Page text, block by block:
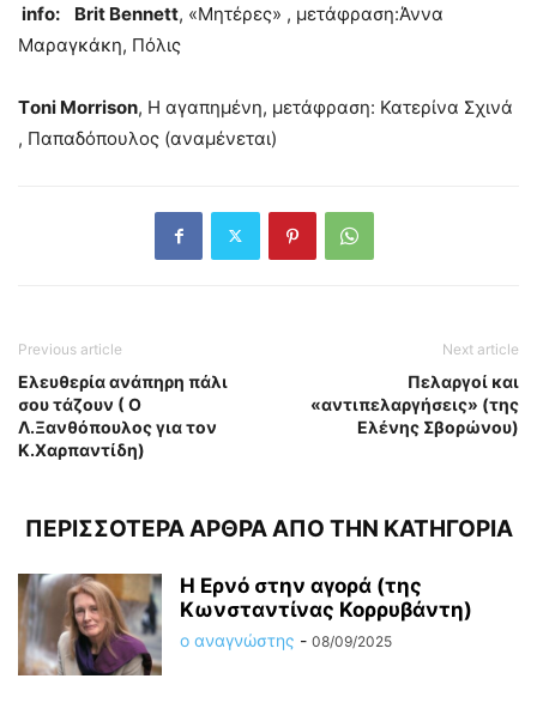
info: Brit Bennett, «Μητέρες» , μετάφραση:Άννα
Μαραγκάκη, Πόλις
Τoni Morrison, H αγαπημένη, μετάφραση: Κατερίνα Σχινά
, Παπαδόπουλος (αναμένεται)
Previous article
Ελευθερία ανάπηρη πάλι
σου τάζουν ( Ο
Λ.Ξανθόπουλος για τον
Κ.Χαρπαντίδη)
Next article
Πελαργοί και
«αντιπελαργήσεις» (της
Ελένης Σβορώνου)
ΠΕΡΙΣΣΟΤΕΡΑ ΑΡΘΡΑ ΑΠΟ ΤΗΝ ΚΑΤΗΓΟΡΙΑ
Η Ερνό στην αγορά (της
Κωνσταντίνας Κορρυβάντη)
ο αναγνώστης - 08/09/2025